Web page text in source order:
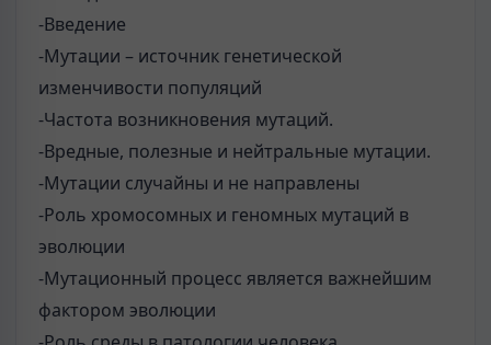
-Введение
-Мутации – источник генетической
изменчивости популяций
-Частота возникновения мутаций.
-Вредные, полезные и нейтральные мутации.
-Мутации случайны и не направлены
-Роль хромосомных и геномных мутаций в
эволюции
-Мутационный процесс является важнейшим
фактором эволюции